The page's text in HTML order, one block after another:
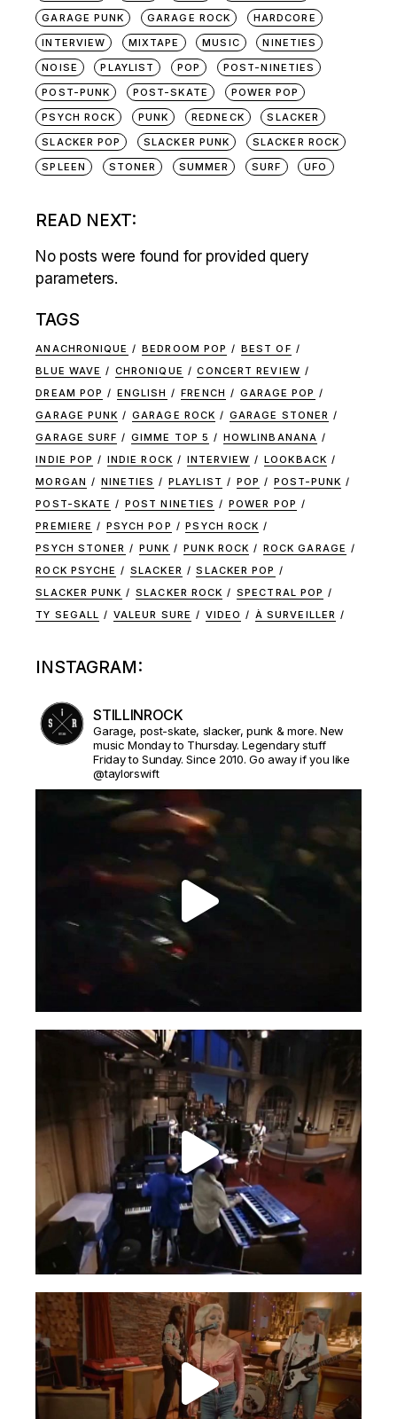
GARAGE PUNK GARAGE ROCK
HARDCORE
INTERVIEW
MIXTAPE MUSIC
NINETIES
NOISE
PLAYLIST POP
POST-NINETIES
POST-PUNK
POST-SKATE
POWER POP
PSYCH ROCK
PUNK REDNECK
SLACKER
SLACKER POP
SLACKER PUNK
SLACKER ROCK
SPLEEN
STONER SUMMER SURF UFO
READ NEXT:
No posts were found for provided query
parameters.
TAGS
ANACHRONIQUE BEDROOM POP
BEST OF
BLUE WAVE
CHRONIQUE
CONCERT REVIEW
DREAM POP
ENGLISH FRENCH
GARAGE POP
GARAGE PUNK
GARAGE ROCK
GARAGE STONER
GARAGE SURF
GIMME TOP 5
HOWLINBANANA
INDIE POP
INDIE ROCK INTERVIEW
LOOKBACK
MORGAN
NINETIES PLAYLIST POP
POST-PUNK
POST-SKATE
POST NINETIES
POWER POP
PREMIERE
PSYCH POP
PSYCH ROCK
PSYCH STONER
PUNK PUNK ROCK
ROCK GARAGE
ROCK PSYCHE
SLACKER
SLACKER POP
SLACKER PUNK
SLACKER ROCK
SPECTRAL POP
TY SEGALL
VALEUR SURE VIDEO À SURVEILLER
INSTAGRAM:
STILLINROCK
Garage, post-skate, slacker, punk & more. New
music Monday to Thursday. Legendary stuff
Friday to Sunday. Since 2010. Go away if you like
@taylorswift